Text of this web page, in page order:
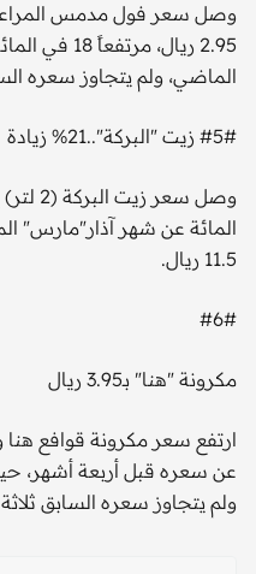
2.95 ريال،
الماضي، ولم يتجاوز سعره السابق 2.5
#5# زيت "البركة"..21% زيادة
المائة عن شهر آذار"مارس"
11.5 ريال.
#6#
مكرونة "هنا" بـ3.95 ريال
ولم يتجاوز سعره السابق ثلاثة